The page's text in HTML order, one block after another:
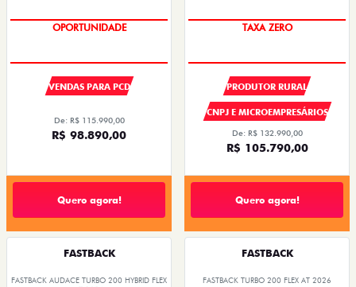
OPORTUNIDADE
VENDAS PARA PCD
De: R$ 115.990,00
R$ 98.890,00
Quero agora!
TAXA ZERO
PRODUTOR RURAL
CNPJ E MICROEMPRESÁRIOS
De: R$ 132.990,00
R$ 105.790,00
Quero agora!
FASTBACK
FASTBACK AUDACE TURBO 200 HYBRID FLEX
FASTBACK
FASTBACK TURBO 200 FLEX AT 2026